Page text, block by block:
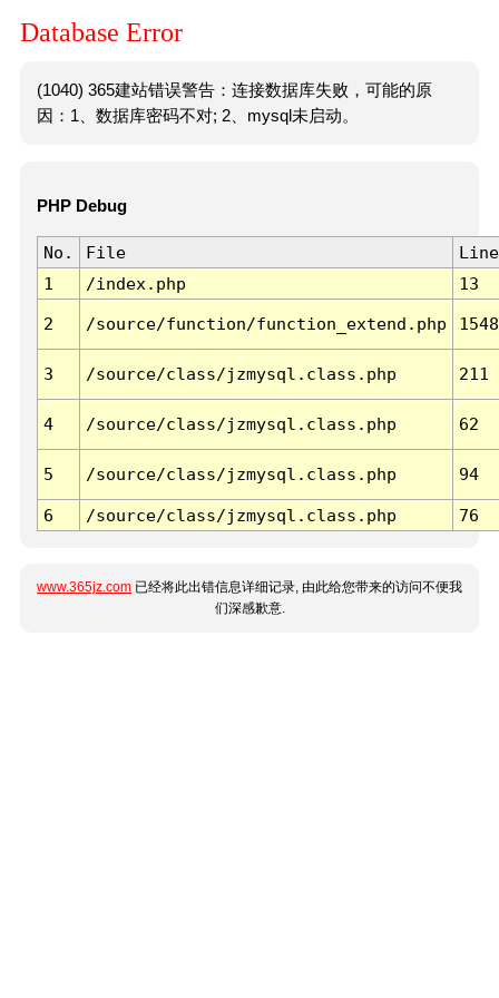
Database Error
(1040) 365建站错误警告：连接数据库失败，可能的原
因：1、数据库密码不对; 2、mysql未启动。
PHP Debug
No. File
Line
1
/index.php 13
2 /source/function/function_extend.php 1548
3 /source/class/jzmysql.class.php 211
4 /source/class/jzmysql.class.php 62
5 /source/class/jzmysql.class.php 94
6 /source/class/jzmysql.class.php 76
www.365jz.com 已经将此出错信息详细记录, 由此给您带来的访问不便我
们深感歉意.